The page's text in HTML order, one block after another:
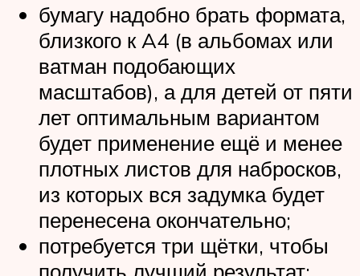
бумагу надобно брать формата,
близкого к A4 (в альбомах или
ватман подобающих
масштабов), а для детей от пяти
лет оптимальным вариантом
будет применение ещё и менее
плотных листов для набросков,
из которых вся задумка будет
перенесена окончательно;
потребуется три щётки, чтобы